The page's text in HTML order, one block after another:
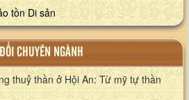
tồn Di sản
ĐỔI CHUYÊN NGÀNH
thuỷ thần ở Hội An: Từ mỹ tự thần